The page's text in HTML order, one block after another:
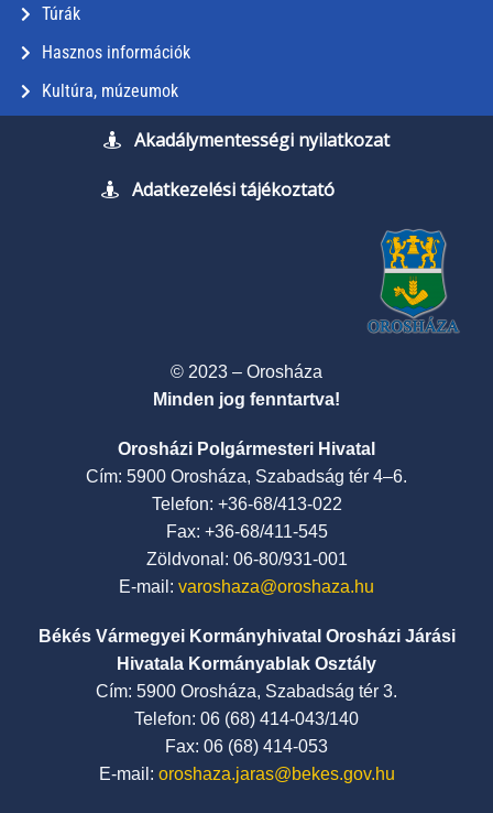
Túrák
Hasznos információk
Kultúra, múzeumok
Akadálymentességi nyilatkozat
Adatkezelési tájékoztató
© 2023 – Orosháza
Minden jog fenntartva!
Orosházi Polgármesteri Hivatal
Cím: 5900 Orosháza, Szabadság tér 4–6.
Telefon: +36-68/413-022
Fax: +36-68/411-545
Zöldvonal: 06-80/931-001
E-mail: varoshaza@oroshaza.hu
Békés Vármegyei Kormányhivatal Orosházi Járási
Hivatala Kormányablak Osztály
Cím: 5900 Orosháza, Szabadság tér 3.
Telefon: 06 (68) 414-043/140
Fax: 06 (68) 414-053
E-mail: oroshaza.jaras@bekes.gov.hu